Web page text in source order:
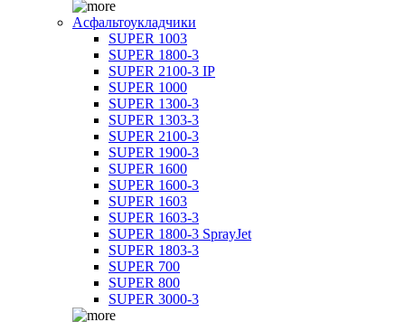
Асфальтоукладчики
SUPER 1003
SUPER 1800-3
SUPER 2100-3 IP
SUPER 1000
SUPER 1300-3
SUPER 1303-3
SUPER 2100-3
SUPER 1900-3
SUPER 1600
SUPER 1600-3
SUPER 1603
SUPER 1603-3
SUPER 1800-3 SprayJet
SUPER 1803-3
SUPER 700
SUPER 800
SUPER 3000-3